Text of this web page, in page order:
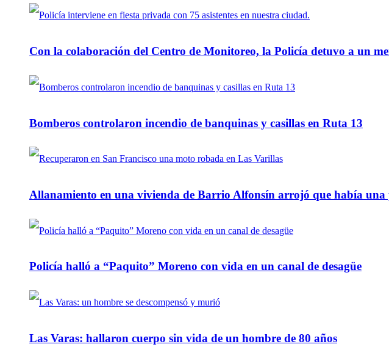
Con la colaboración del Centro de Monitoreo, la Policía detuvo a un
Bomberos controlaron incendio de banquinas y casillas en Ruta 13
Allanamiento en una vivienda de Barrio Alfonsín arrojó que había
Policía halló a “Paquito” Moreno con vida en un canal de desagüe
Las Varas: hallaron cuerpo sin vida de un hombre de 80 años